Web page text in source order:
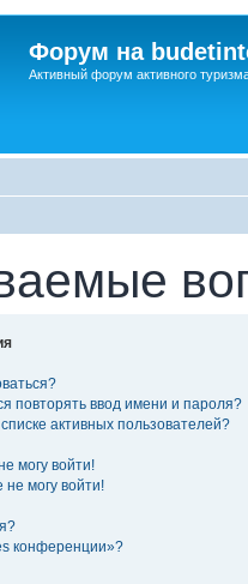
Форум на
Активный форум активного
повторять ввод имени и пароля?
активных пользователей?
могу войти!
могу войти!
конференции»?